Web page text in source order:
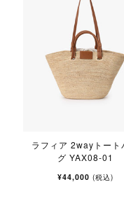
ラフィア 2wayトート
グ YAX08-01
¥44,000 (税込)